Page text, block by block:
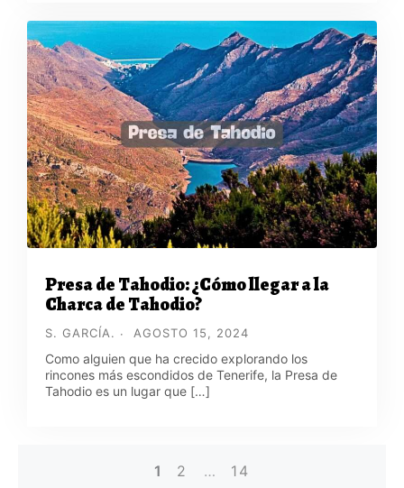
Presa de Tahodio: ¿Cómo llegar a la
Charca de Tahodio?
S. GARCÍA. AGOSTO 15, 2024
Como alguien que ha crecido explorando los
rincones más escondidos de Tenerife, la Presa de
Tahodio es un lugar que […]
1 2 …
14